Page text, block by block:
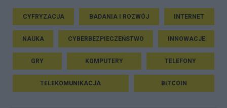
CYFRYZACJA BADANIA I ROZWÓJ INTERNET
NAUKA CYBERBEZPIECZEŃSTWO INNOWACJE
GRY KOMPUTERY TELEFONY
TELEKOMUNIKACJA BITCOIN